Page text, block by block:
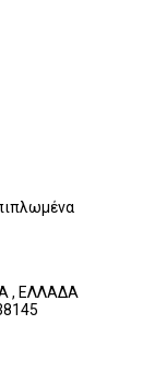
, ΕΛΛΑΔΑ